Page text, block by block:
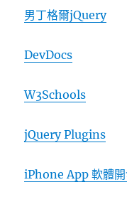
男丁格爾jQuery
DevDocs
W3Schools
jQuery Plugins
iPhone App 軟體